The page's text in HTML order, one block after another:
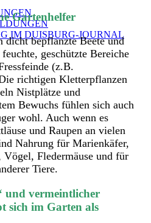
IM DUISBURG-JOURNAL
Gartenhelfer
dicht bepflanzte Beete und
geschützte Bereiche
(z.B.
richtigen Kletterpflanzen
Nistplätze und
Bewuchs fühlen sich auch
wohl. Auch wenn es
und Raupen an vielen
Nahrung für Marienkäfer,
Vögel, Fledermäuse und für
Tiere.
und vermeintlicher
sich im Garten als